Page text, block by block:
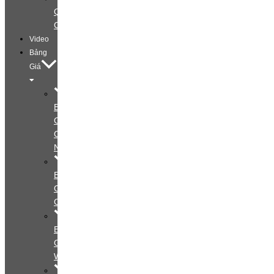
Quảng
Cáo
Video
Bảng
Giá
Bảng
Giá
Cá
Nhân
Bảng
Giá
Couple
Bảng
Giá
Wedding